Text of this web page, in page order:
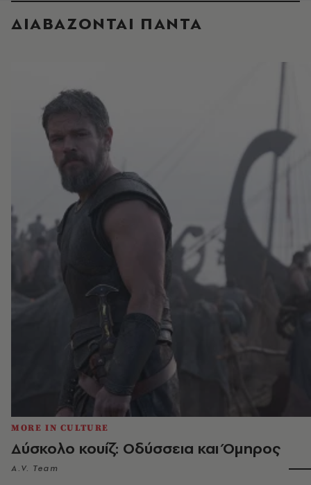
ΔΙΑΒΑΖΟΝΤΑΙ ΠΑΝΤΑ
MORE IN CULTURE
Δύσκολο κουίζ: Οδύσσεια και Όμηρος
A.V. Team